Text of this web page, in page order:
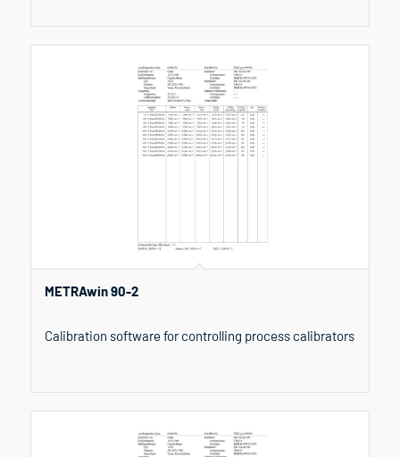
METRAwin 90-2
Calibration software for controlling process calibrators